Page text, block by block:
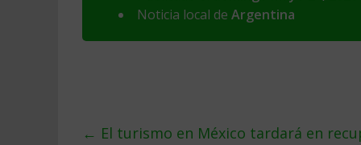
Noticia local de Argentina
← El turismo en México tardará en